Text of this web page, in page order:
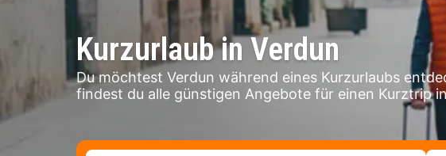
Kurzurlaub in Verdun
Du möchtest Verdun während eines Kurzurlaubs
findest du alle günstigen Angebote für einen Kurztrip